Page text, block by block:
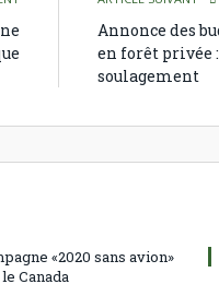
Annonce des
en forêt privée
soulagement
«2020 sans avion»
Canada